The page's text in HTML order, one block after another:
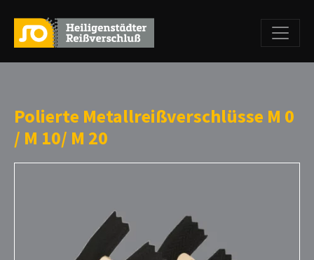
Polierte Metallreißverschlüsse M 0
/ M 10/ M 20